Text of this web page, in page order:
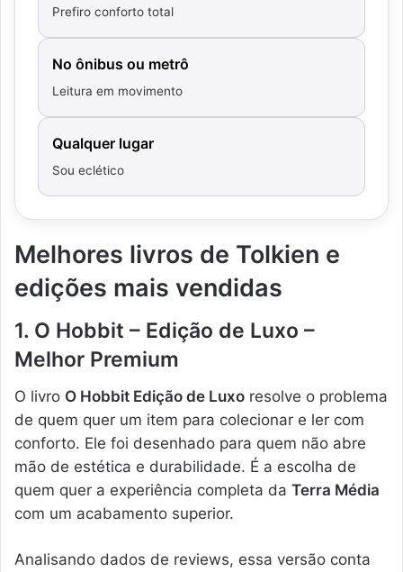
Prefiro conforto total
No ônibus ou metrô
Leitura em movimento
Qualquer lugar
Sou eclético
Melhores livros de Tolkien e
edições mais vendidas
1. O Hobbit – Edição de Luxo –
Melhor Premium
O livro O Hobbit Edição de Luxo resolve o problema
de quem quer um item para colecionar e ler com
conforto. Ele foi desenhado para quem não abre
mão de estética e durabilidade. É a escolha de
quem quer a experiência completa da Terra Média
com um acabamento superior.
Analisando dados de reviews, essa versão conta